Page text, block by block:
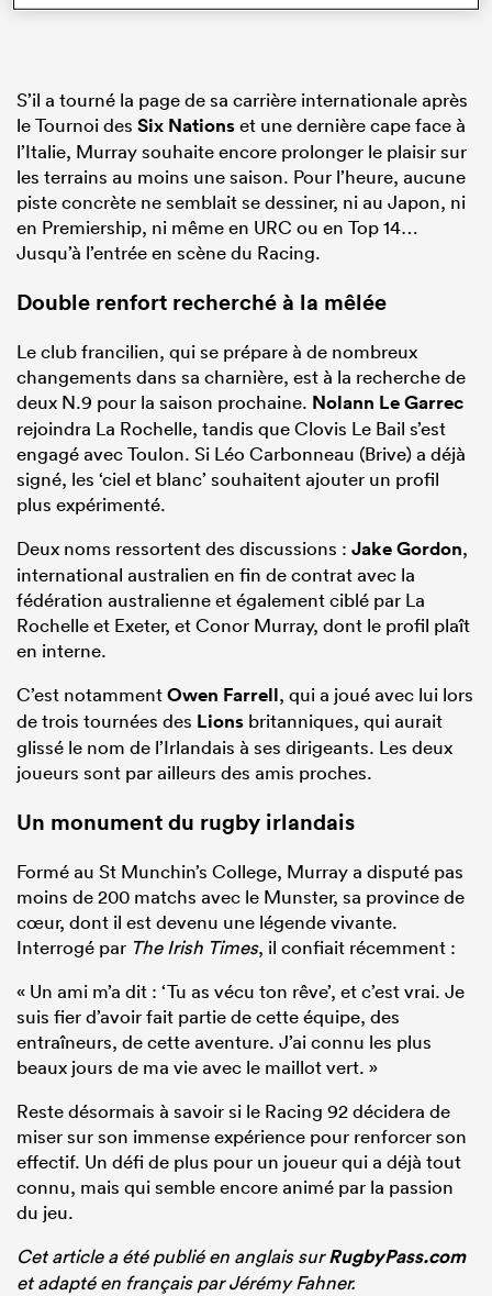
S’il a tourné la page de sa carrière internationale après
le Tournoi des Six Nationset une dernière cape face à
l’Italie, Murray souhaite encore prolonger le plaisir sur
les terrains au moins une saison. Pour l’heure, aucune
piste concrète ne semblait se dessiner, ni au Japon, ni
en Premiership, ni même en URC ou en Top 14…
Jusqu’à l’entrée en scène du Racing.
Double renfort recherché à la mêlée
Le club francilien, qui se prépare à de nombreux
changements dans sa charnière, est à la recherche de
deux N.9 pour la saison prochaine. Nolann Le Garrec
rejoindra La Rochelle, tandis que Clovis Le Bail s’est
engagé avec Toulon. Si Léo Carbonneau (Brive) a déjà
signé, les ‘ciel et blanc’ souhaitent ajouter un profil
plus expérimenté.
Deux noms ressortent des discussions : Jake Gordon,
international australien en fin de contrat avec la
fédération australienne et également ciblé par La
Rochelle et Exeter, et Conor Murray, dont le profil plaît
en interne.
C’est notammentOwen Farrell, qui a joué avec lui lors
de trois tournées des Lions britanniques, qui aurait
glissé le nom de l’Irlandais à ses dirigeants. Les deux
joueurs sont par ailleurs des amis proches.
Un monument du rugby irlandais
Formé au St Munchin’s College, Murray a disputé pas
moins de 200 matchs avec le Munster, sa province de
cœur, dont il est devenu une légende vivante.
Interrogé par The Irish Times, il confiait récemment :
« Un ami m’a dit : ‘Tu as vécu ton rêve’, et c’est vrai. Je
suis fier d’avoir fait partie de cette équipe, des
entraîneurs, de cette aventure. J’ai connu les plus
beaux jours de ma vie avec le maillot vert. »
Reste désormais à savoir si le Racing 92 décidera de
miser sur son immense expérience pour renforcer son
effectif. Un défi de plus pour un joueur qui a déjà tout
connu, mais qui semble encore animé par la passion
du jeu.
Cet article a été publié en anglais surRugbyPass.com
et adapté en français par Jérémy Fahner.